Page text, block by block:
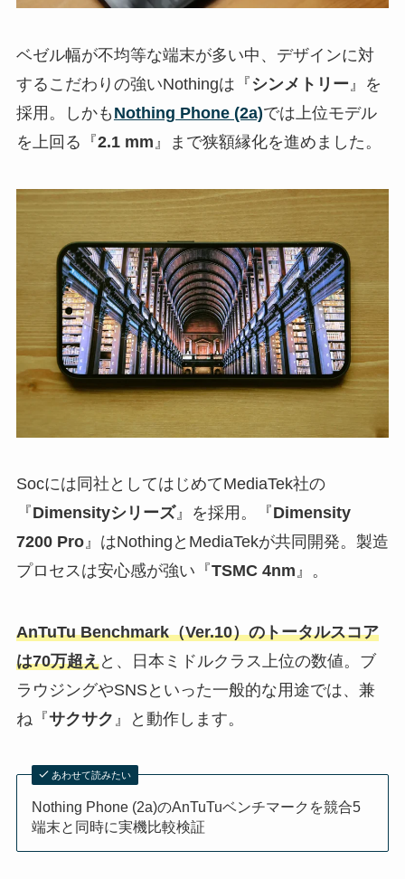
ベゼル幅が不均等な端末が多い中、デザインに対
するこだわりの強いNothingは『 シンメトリー 』を
採用。しかも Nothing Phone (2a)では上位モデル
を上回る『2.1 mm 』まで狭額縁化を進めました。
Socには同社としてはじめてMediaTek社の
『Dimensityシリーズ』を採用。『Dimensity
7200 Pro』はNothingとMediaTekが共同開発。製造
プロセスは安心感が強い『TSMC 4nm』。
AnTuTu Benchmark（Ver.10）のトータルスコア
は70万超えと、日本ミドルクラス上位の数値。ブ
ラウジングやSNSといった一般的な用途では、兼
ね『サクサク 』と動作します。
あわせて読みたい
Nothing Phone (2a)のAnTuTuベンチマークを競合5
端末と同時に実機比較検証